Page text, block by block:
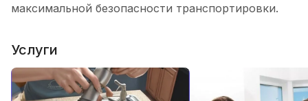
максимальной безопасности транспортировки.
Услуги